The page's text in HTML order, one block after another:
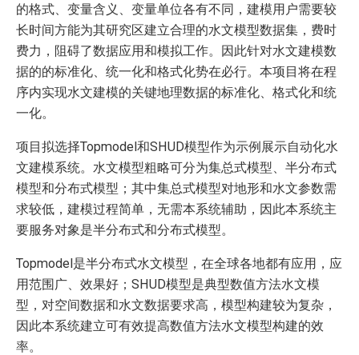
的格式、变量含义、变量单位各有不同，建模用户需要较
长时间方能为其研究区建立合理的水文模型数据集，费时
费力，阻碍了数据应用和模拟工作。因此针对水文建模数
据的的标准化、统一化和格式化势在必行。本项目将在程
序内实现水文建模的关键地理数据的标准化、格式化和统
一化。
项目拟选择Topmodel和SHUD模型作为示例展示自动化水
文建模系统。水文模型粗略可分为集总式模型、半分布式
模型和分布式模型；其中集总式模型对地形和水文参数需
求较低，建模过程简单，无需本系统辅助，因此本系统主
要服务对象是半分布式和分布式模型。
Topmodel是半分布式水文模型，在全球各地都有应用，应
用范围广、效果好；SHUD模型是典型数值方法水文模
型，对空间数据和水文数据要求高，模型构建较为复杂，
因此本系统建立可有效提高数值方法水文模型构建的效
率。